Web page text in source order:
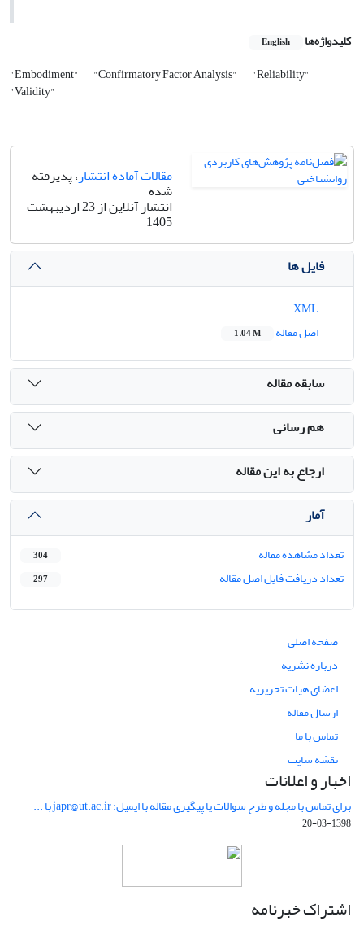
کلیدواژه‌ها English
"Embodiment" "Confirmatory Factor Analysis" "Reliability"
"Validity"
مقالات آماده انتشار، پذیرفته
شده
انتشار آنلاین از 23 اردیبهشت
1405
فایل ها
اصل مقاله
1.04 M
سابقه مقاله
هم رسانی
ارجاع به این مقاله
آمار
تعداد مشاهده مقاله 304
تعداد دریافت فایل اصل مقاله 297
صفحه اصلی
درباره نشریه
اعضای هیات تحریریه
ارسال مقاله
تماس با ما
نقشه سایت
اخبار و اعلانات
برای تماس با مجله و طرح سوالات یا پیگیری مقاله با ایمیل: japr@ut.ac.ir با ...
1398-03-20
اشتراک خبرنامه